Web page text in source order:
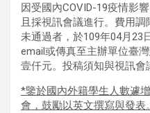
因受國內COVID-19疫情影
且採視訊會議進行。費用
未通過者，於109年04月23
email或傳真至主辦單位臺
壹仟元。投稿須知與視訊會
*鑒於國內外籍學生人數遽
會，鼓勵以英文撰寫與發